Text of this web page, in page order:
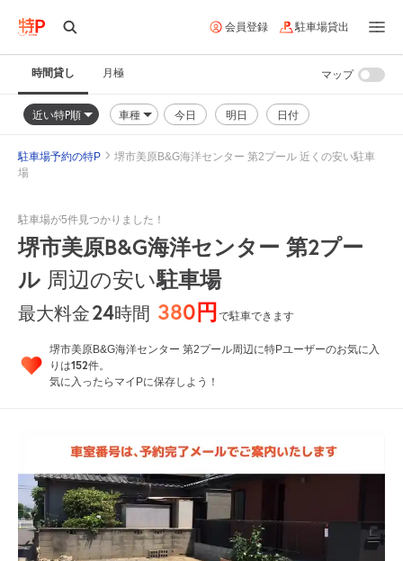
会員登録 駐車場貸出
時間貸し 月極
近い特P順 車種 今日 明日 日付
マップ
駐車場予約の特P
堺市美原B&G海洋センター 第2プール 近くの安い駐車
場
駐車場が5件見つかりました！
堺市美原B&G海洋センター 第2プー
ル 周辺の安い駐車場
最大料金24時間 380円で駐車できます
堺市美原B&G海洋センター 第2プール周辺に特Pユーザーのお気に入
りは152件。
気に入ったらマイPに保存しよう！